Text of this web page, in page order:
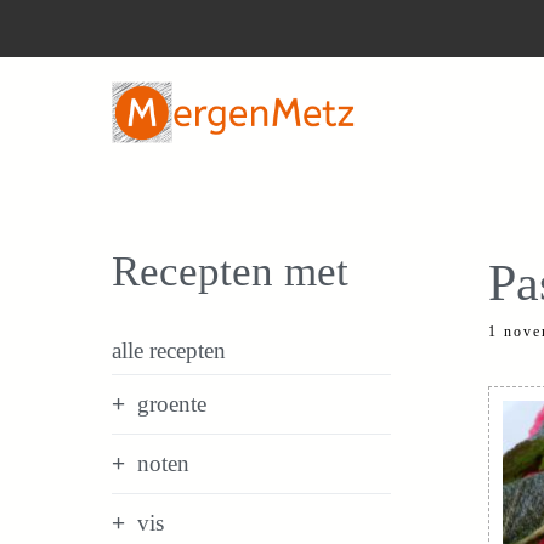
1
Recepten met
alle recepten
groente
noten
vis